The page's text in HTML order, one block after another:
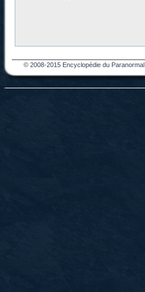
© 2008-2015 Encyclopédie du Paranormal